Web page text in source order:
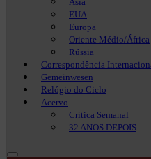
EUA
Europa
Oriente Médio/África
Rússia
Correspondência
Gemeinwesen
Relógio do Ciclo
Acervo
Crítica Semanal
32 ANOS DEPOIS